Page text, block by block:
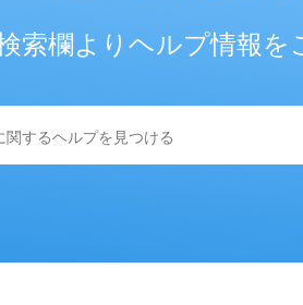
索欄よりヘルプ情報を